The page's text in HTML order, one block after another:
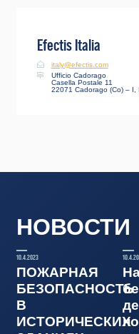
Efectis Italia
italy@efectis.com
Ufficio Cadorago
Casella Postale 11
22071 Cadorago (Co) – I,
НОВОСТИ
10.4.2023
ПОЖАРНАЯ
БЕЗОПАСНОСТЬ
В
ИСТОРИЧЕСКИХ